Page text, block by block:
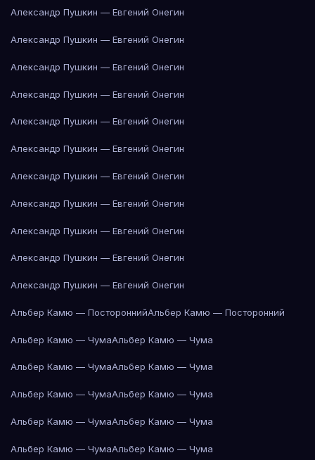
Александр Пушкин — Евгений Онегин
Александр Пушкин — Евгений Онегин
Александр Пушкин — Евгений Онегин
Александр Пушкин — Евгений Онегин
Александр Пушкин — Евгений Онегин
Александр Пушкин — Евгений Онегин
Александр Пушкин — Евгений Онегин
Александр Пушкин — Евгений Онегин
Александр Пушкин — Евгений Онегин
Александр Пушкин — Евгений Онегин
Александр Пушкин — Евгений Онегин
Альбер Камю — ПостороннийАльбер Камю — Посторонний
Альбер Камю — ЧумаАльбер Камю — Чума
Альбер Камю — ЧумаАльбер Камю — Чума
Альбер Камю — ЧумаАльбер Камю — Чума
Альбер Камю — ЧумаАльбер Камю — Чума
Альбер Камю — ЧумаАльбер Камю — Чума